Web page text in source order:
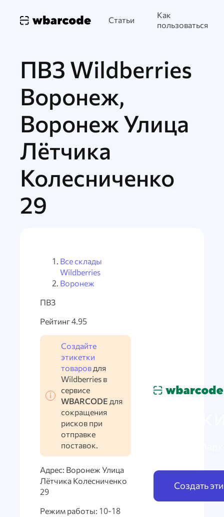
Статьи
Как
пользоваться
ПВЗ Wildberries
Воронеж,
Воронеж Улица
Лётчика
Колесниченко
29
Все склады
Wildberries
Воронеж
ПВЗ
Рейтинг 4.95
Создайте
этикетки
товаров для
Wildberries в
сервисе
WBARCODE для
сокращения
рисков при
отправке
поставок.
Адрес: Воронеж Улица
Лётчика Колесниченко
29
Режим работы: 10-18
Создать